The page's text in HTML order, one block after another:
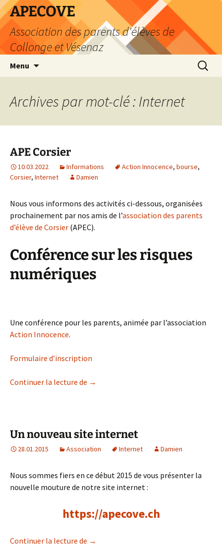
Aller
au
contenu
APECOVE
Association des parents d'élèves de
Collonge et Vésenaz
Menu
Archives par mot-clé : Internet
APE Corsier
10.03.2022 Informations Action Innocence, bourse,
Corsier, Internet Damien
Nous vous informons des activités ci-dessous, organisées
prochainement par nos amis de l’association des parents
d’élève de Corsier (APEC).
Conférence sur les risques
numériques
Une conférence pour les parents, animée par l’association
Action Innocence.
Formulaire d’inscription
Continuer la lecture de APE Corsier
→
Un nouveau site internet
28.01.2015 Association Internet Damien
Nous sommes fiers en ce début 2015 de vous présenter la
nouvelle mouture de notre site internet :
https://apecove.ch
Continuer la lecture de Un nouveau site internet
→